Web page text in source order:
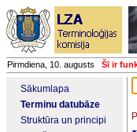
Pirmdiena, 10. augusts Šī ir
Sākumlapa
Terminu datubāze
Struktūra un principi